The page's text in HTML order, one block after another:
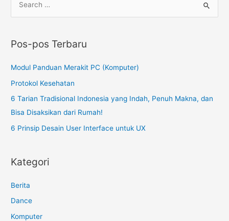
Pos-pos Terbaru
Modul Panduan Merakit PC (Komputer)
Protokol Kesehatan
6 Tarian Tradisional Indonesia yang Indah, Penuh Makna, dan
Bisa Disaksikan dari Rumah!
6 Prinsip Desain User Interface untuk UX
Kategori
Berita
Dance
Komputer